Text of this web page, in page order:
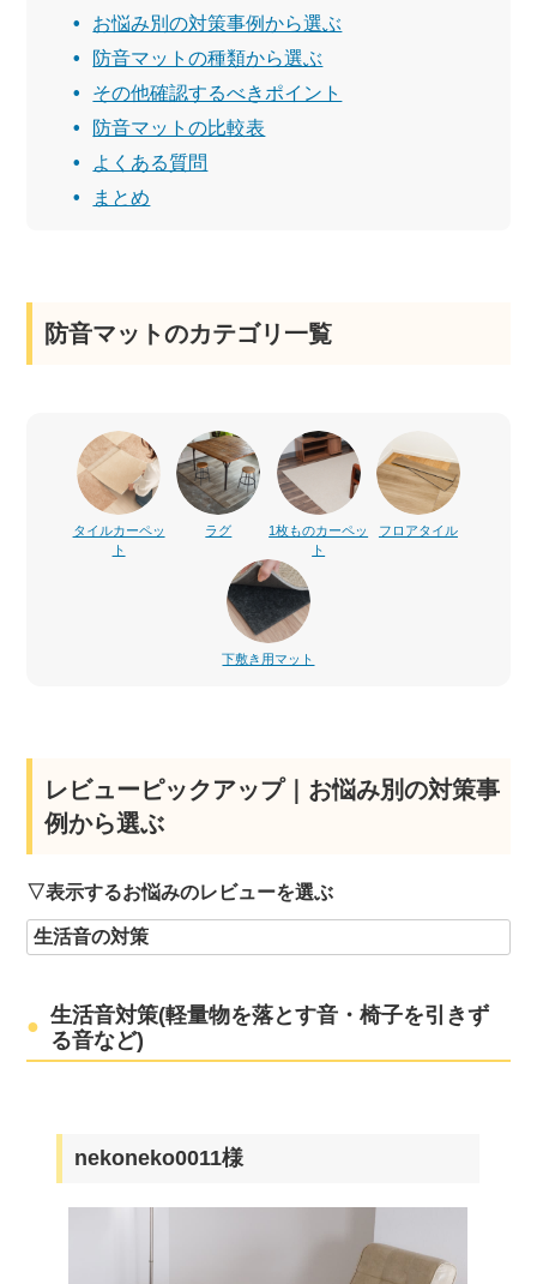
お悩み別の対策事例から選ぶ
防音マットの種類から選ぶ
その他確認するべきポイント
防音マットの比較表
よくある質問
まとめ
防音マットのカテゴリ一覧
タイルカーペッ
ト
ラグ
1枚ものカーペッ
ト
フロアタイル
下敷き用マット
レビューピックアップ｜お悩み別の対策事
例から選ぶ
▽表示するお悩みのレビューを選ぶ
生活音対策(軽量物を落とす音・椅子を引きず
る音など)
nekoneko0011様